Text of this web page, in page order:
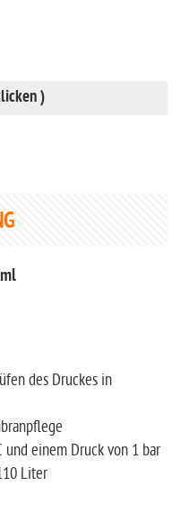
)
des Druckes in
und einem Druck von 1 bar
Liter